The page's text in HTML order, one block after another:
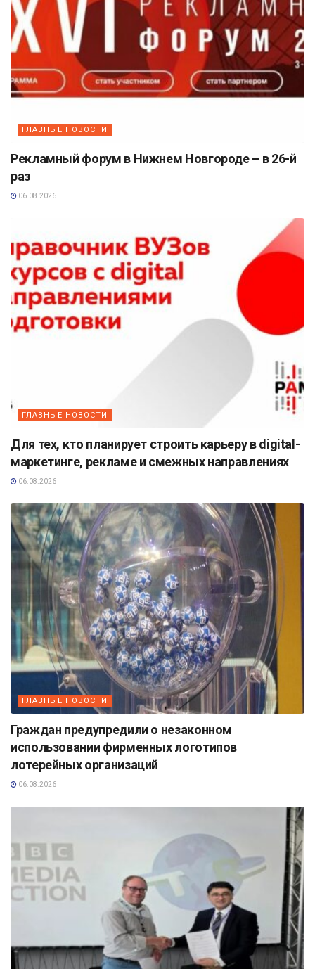
ГЛАВНЫЕ НОВОСТИ
Рекламный форум в Нижнем Новгороде – в 26-й
раз
06.08.2026
ГЛАВНЫЕ НОВОСТИ
Для тех, кто планирует строить карьеру в digital-
маркетинге, рекламе и смежных направлениях
06.08.2026
ГЛАВНЫЕ НОВОСТИ
Граждан предупредили о незаконном
использовании фирменных логотипов
лотерейных организаций
06.08.2026